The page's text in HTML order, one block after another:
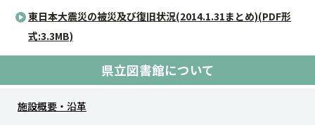
県立図書館について
施設概要・沿革
東日本大震災の被災及び復旧状況(2014.1.31まとめ)(PDF形
式:3.3MB)